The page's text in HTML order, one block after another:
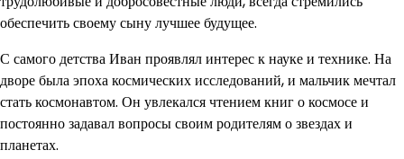
обеспечить своему сыну лучшее будущее.
С самого детства Иван проявлял интерес к науке и технике. На
дворе была эпоха космических исследований, и мальчик мечтал
стать космонавтом. Он увлекался чтением книг о космосе и
постоянно задавал вопросы своим родителям о звездах и
планетах.